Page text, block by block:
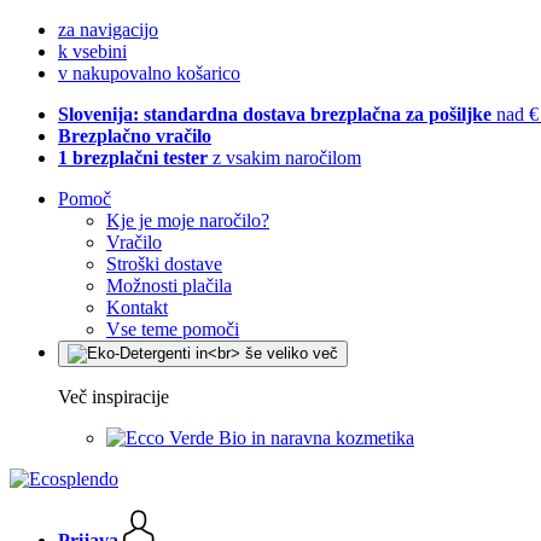
za navigacijo
k vsebini
v nakupovalno košarico
Slovenija: standardna dostava brezplačna za pošiljke nad
Brezplačno vračilo
1 brezplačni tester z vsakim naročilom
Pomoč
Kje je moje naročilo?
Vračilo
Stroški dostave
Možnosti plačila
Kontakt
Vse teme pomoči
Več inspiracije
Bio in naravna kozmetika